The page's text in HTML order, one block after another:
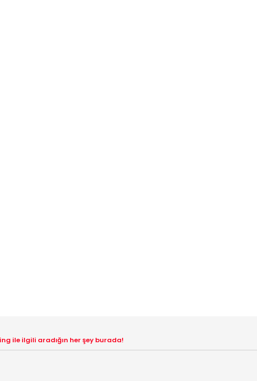
ile ilgili aradığın her şey burada!